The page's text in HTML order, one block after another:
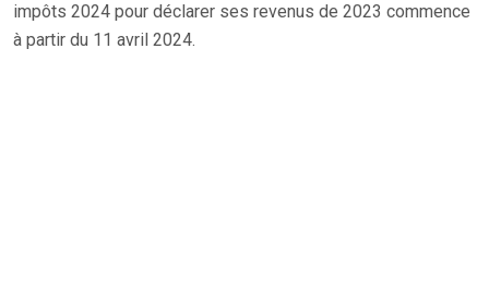
impôts 2024 pour déclarer ses revenus de 2023 commence
à partir du 11 avril 2024.